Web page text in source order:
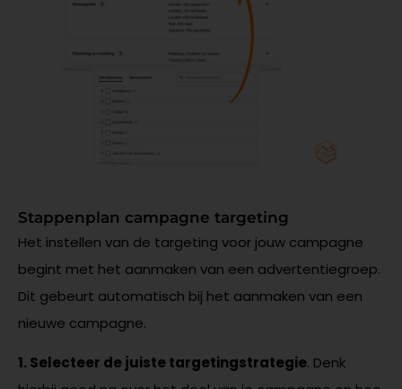
Stappenplan campagne targeting
Het instellen van de targeting voor jouw campagne
begint met het aanmaken van een advertentiegroep.
Dit gebeurt automatisch bij het aanmaken van een
nieuwe campagne.
1. Selecteer de juiste targetingstrategie. Denk